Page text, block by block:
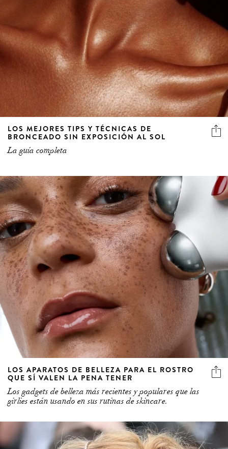
LOS MEJORES TIPS Y TÉCNICAS DE
BRONCEADO SIN EXPOSICIÓN AL SOL
La guía completa
LOS APARATOS DE BELLEZA PARA EL ROSTRO
QUE SÍ VALEN LA PENA TENER
Los gadgets de belleza más recientes y populares que las
girlies están usando en sus rutinas de skincare.